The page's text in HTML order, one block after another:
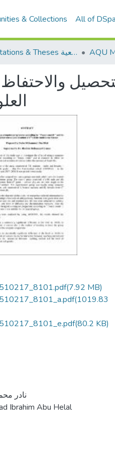
& Collections All of
Dissertations & Theses الرسائل الجامعية
(7.92 MB)
(1019.83
(80.2 KB)
نادر
Ibrahim Abu Helal